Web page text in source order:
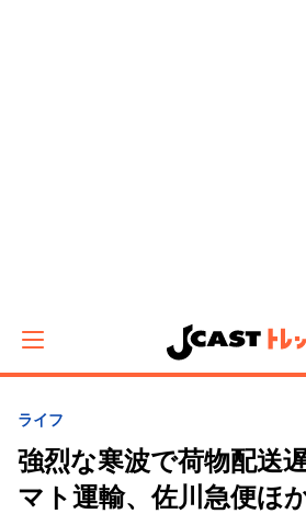
ライフ
強烈な寒波で荷物配
マト運輸、佐川急便ほ